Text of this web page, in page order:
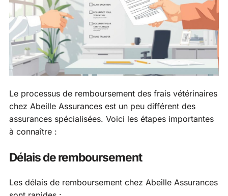
Le processus de remboursement des frais vétérinaires
chez Abeille Assurances est un peu différent des
assurances spécialisées. Voici les étapes importantes
à connaître :
Délais de remboursement
Les délais de remboursement chez Abeille Assurances